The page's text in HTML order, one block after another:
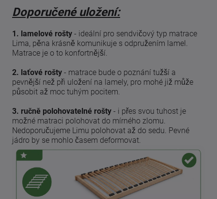
Doporučené uložení:
1. lamelové rošty - ideální pro sendvičový typ matrace
Lima, pěna krásně komunikuje s odpružením lamel.
Matrace je o to konfortnější.
2. laťové rošty - matrace bude o poznání tužší a
pevnější než při uložení na lamely, pro mohé již může
působit až moc tuhým pocitem.
3. ručně polohovatelné rošty - i přes svou tuhost je
možné matraci polohovat do mírného zlomu.
Nedoporučujeme Limu polohovat až do sedu. Pevné
jádro by se mohlo časem deformovat.